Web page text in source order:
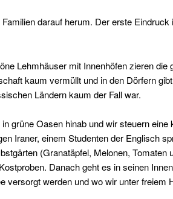
darauf herum. Der erste Eindruck
Lehmhäuser mit Innenhöfen zieren die
kaum vermüllt und in den Dörfern
Ländern kaum der Fall war.
grüne Oasen hinab und wir steuern eine
Iraner, einem Studenten der Englisch
(Granatäpfel, Melonen, Tomaten
Danach geht es in seinen
versorgt werden und wo wir unter freiem